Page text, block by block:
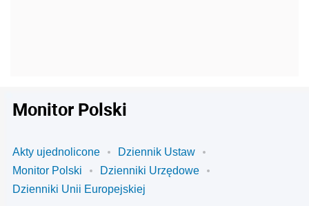
Monitor Polski
Akty ujednolicone
Dziennik Ustaw
Monitor Polski
Dzienniki Urzędowe
Dzienniki Unii Europejskiej